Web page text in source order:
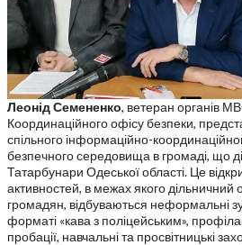
Леонід Семененко, ветеран органів
Координаційного офісу безпеки,
спільного інформаційно-
безпечного середовища в громаді, що
Татарбунари Одеської області. Це
активностей, в межах якого дільничний
громадян, відбуваються неформальні
форматі «кава з поліцейським»,
пробації, навчальні та просвітницькі